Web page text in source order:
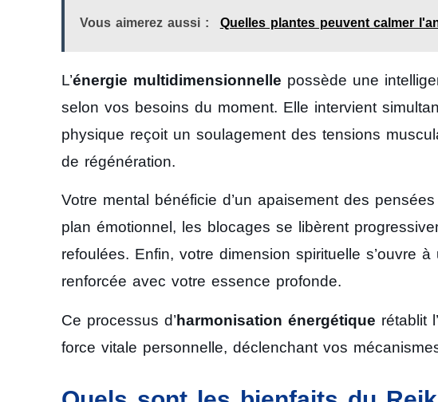
Vous aimerez aussi : Quelles plantes peuvent calmer
L’énergie multidimensionnelle possède une
selon vos besoins du moment. Elle intervient
physique reçoit un soulagement des tensions
de régénération.
Votre mental bénéficie d’un apaisement des
plan émotionnel, les blocages se libèrent
refoulées. Enfin, votre dimension spirituelle s’ouvre
renforcée avec votre essence profonde.
Ce processus d’harmonisation énergétique rétablit
force vitale personnelle, déclenchant vos